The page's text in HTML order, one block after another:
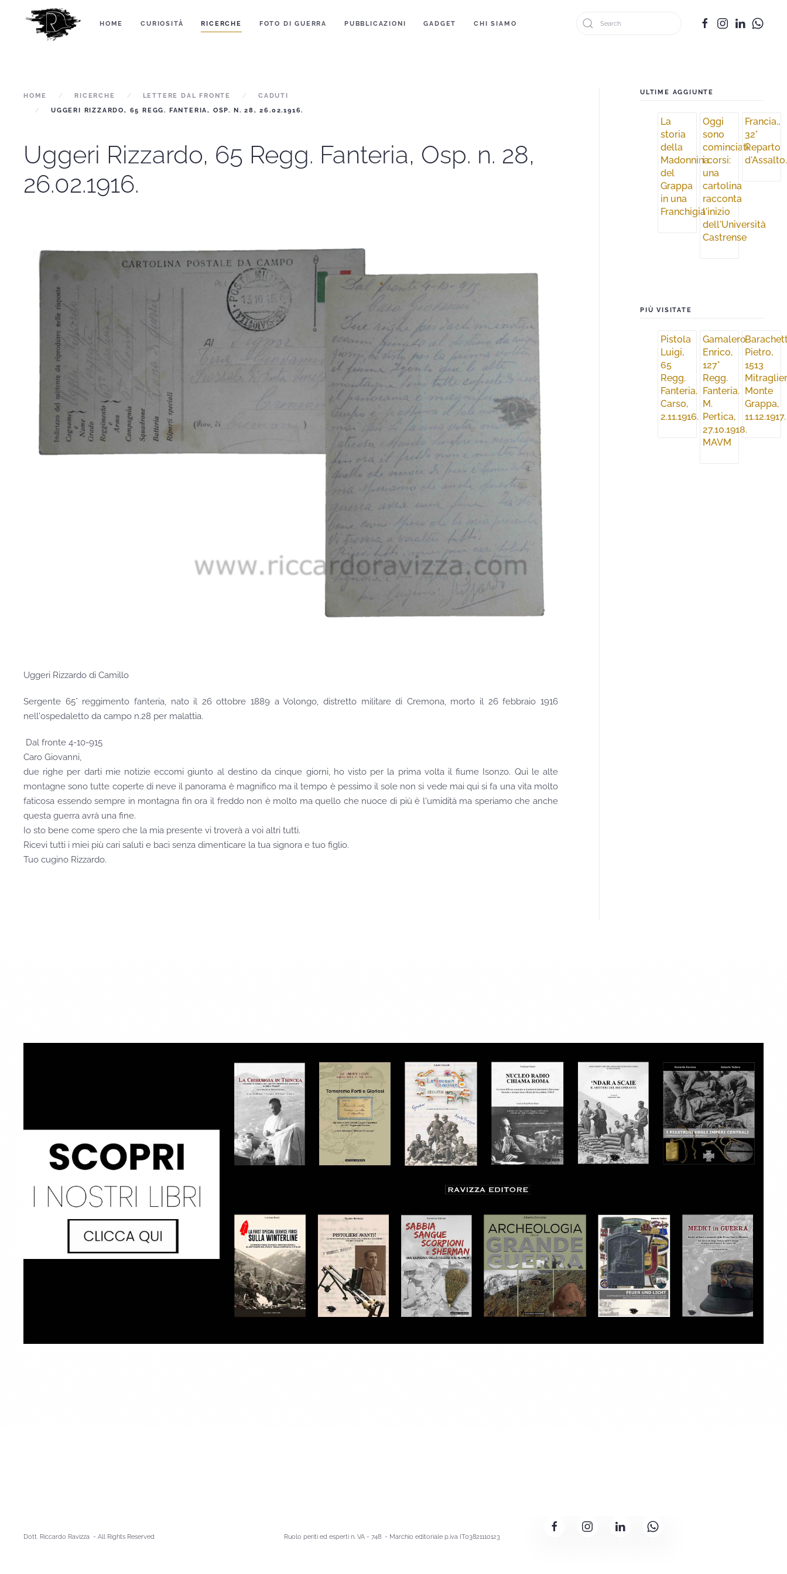
HOME CURIOSITÀ RICERCHE FOTO DI GUERRA PUBBLICAZIONI GADGET CHI SIAMO
HOME RICERCHE LETTERE DAL FRONTE
CADUTI
UGGERI RIZZARDO, 65 REGG. FANTERIA, OSP. N. 28, 26.02.1916.
Uggeri Rizzardo, 65 Regg. Fanteria, Osp. n. 28,
26.02.1916.
Uggeri Rizzardo di Camillo
Sergente 65° reggimento fanteria, nato il 26 ottobre 1889 a Volongo, distretto militare di Cremona, morto il 26 febbraio 1916
nell'ospedaletto da campo n.28 per malattia.
Dal fronte 4-10-915
Caro Giovanni,
due righe per darti mie notizie eccomi giunto al destino da cinque giorni, ho visto per la prima volta il fiume Isonzo. Qui le alte
montagne sono tutte coperte di neve il panorama è magnifico ma il tempo è pessimo il sole non si vede mai qui si fa una vita molto
faticosa essendo sempre in montagna fin ora il freddo non è molto ma quello che nuoce di più è l'umidità ma speriamo che anche
questa guerra avrà una fine.
Io sto bene come spero che la mia presente vi troverà a voi altri tutti.
Ricevi tutti i miei più cari saluti e baci senza dimenticare la tua signora e tuo figlio.
Tuo cugino Rizzardo.
ULTIME AGGIUNTE
La
storia
della
Madonnina
del
Grappa
in una
Franchigia
Oggi
sono
cominciati
i corsi:
una
cartolina
racconta
l'inizio
dell'Università
Castrense
Francia.,
32°
Reparto
d'Assalto.
PIÙ VISITATE
Pistola
Luigi,
65
Regg.
Fanteria.
Carso,
2.11.1916.
Gamalero
Enrico,
127°
Regg.
Fanteria.
M.
Pertica,
27.10.1918.
MAVM
Pietro,
1513
Monte
Grappa,
11.12.1917.
Dott. Riccardo Ravizza - A ll Rights Reserved Ruolo periti ed esperti n. VA - 748 - Marchio editoriale p.iva IT03821110123